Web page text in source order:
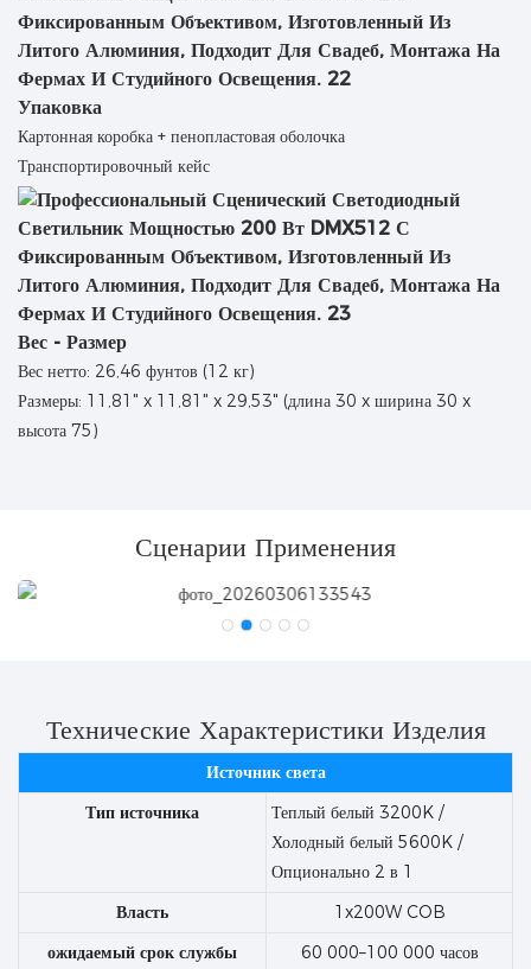
Упаковка
Картонная коробка + пенопластовая оболочка
Транспортировочный кейс
Вес - Размер
Вес нетто: 26,46 фунтов (12 кг)
Размеры: 11,81" x 11,81" x 29,53" (длина 30 x ширина 30 x
высота 75)
Сценарии Применения
Технические Характеристики Изделия
Источник света
Тип источника
Теплый белый 3200K /
Холодный белый 5600K /
Опционально 2 в 1
Власть
1x200W COB
ожидаемый срок службы
60 000–100 000 часов